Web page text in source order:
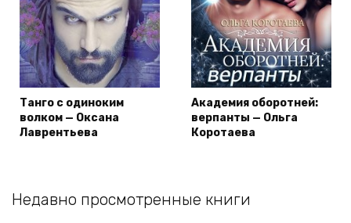
Танго с одиноким
волком — Оксана
Лаврентьева
Академия оборотней:
верпанты — Ольга
Коротаева
Недавно просмотренные книги